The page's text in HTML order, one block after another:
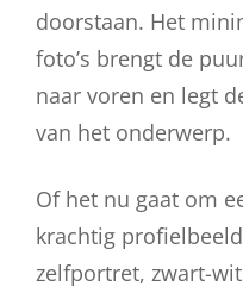
doorstaan. Het
foto’s brengt de
naar voren en legt
van het onderwerp.
Of het nu gaat om
krachtig
zelfportret, zwart-